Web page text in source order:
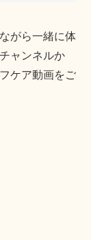
がら一緒に体
ャンネルか
ケア動画をご